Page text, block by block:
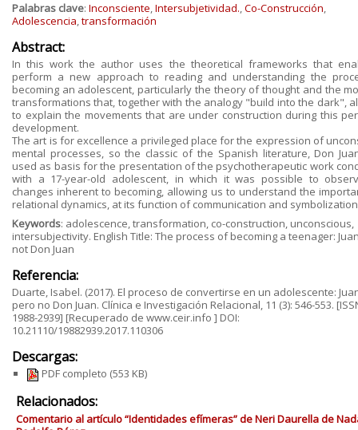
Palabras clave: Inconsciente,Intersubjetividad.,Co-Construcción,
Adolescencia,transformación
Abstract:
In this work the author uses the theoretical frameworks that
perform a new approach to reading and understanding the
becoming an adolescent, particularly the theory of thought and the
transformations that, together with the analogy "build into the dark",
to explain the movements that are under construction during this
development.
The art is for excellence a privileged place for the expression of
mental processes, so the classic of the Spanish literature, Don
used as basis for the presentation of the psychotherapeutic work
with a 17-year-old adolescent, in which it was possible to
changes inherent to becoming, allowing us to understand the
relational dynamics, at its function of communication and
Keywords: adolescence, transformation, co-construction, unconscious,
intersubjectivity. English Title: The process of becoming a teenager:
not Don Juan
Referencia:
Duarte, Isabel. (2017). El proceso de convertirse en un adolescente:
pero no Don Juan. Clínica e Investigación Relacional, 11 (3): 546-553.
1988-2939] [Recuperado de www.ceir.info ] DOI:
10.21110/19882939.2017.110306
Descargas:
PDF completo (553 KB)
Relacionados:
Comentario al artículo “Identidades efímeras” de Neri Daurella de